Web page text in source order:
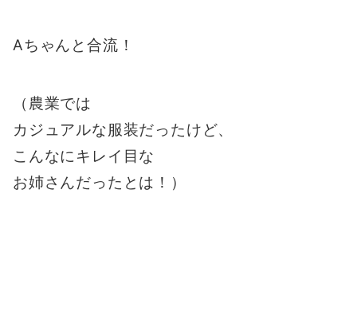
Aちゃんと合流！
（農業では
カジュアルな服装だったけど、
こんなにキレイ目な
お姉さんだったとは！）